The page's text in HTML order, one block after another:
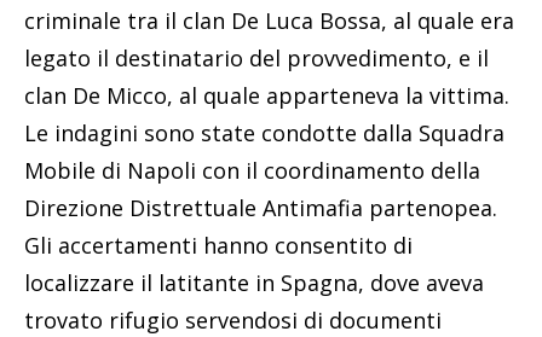
criminale tra il clan De Luca Bossa, al quale era
legato il destinatario del provvedimento, e il
clan De Micco, al quale apparteneva la vittima.
Le indagini sono state condotte dalla Squadra
Mobile di Napoli con il coordinamento della
Direzione Distrettuale Antimafia partenopea.
Gli accertamenti hanno consentito di
localizzare il latitante in Spagna, dove aveva
trovato rifugio servendosi di documenti